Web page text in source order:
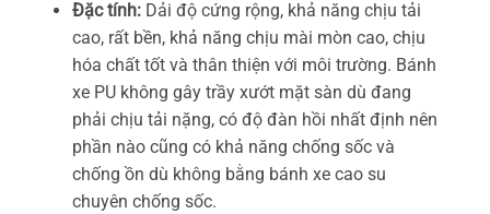
Đặc tính:Dải độ cứng rộng, khả năng chịu tải
cao, rất bền, khả năng chịu mài mòn cao, chịu
hóa chất tốt và thân thiện với môi trường. Bánh
xe PU không gây trầy xướt mặt sàn dù đang
phải chịu tải nặng, có độ đàn hồi nhất định nên
phần nào cũng có khả năng chống sốc và
chống ồn dù không bằng bánh xe cao su
chuyên chống sốc.